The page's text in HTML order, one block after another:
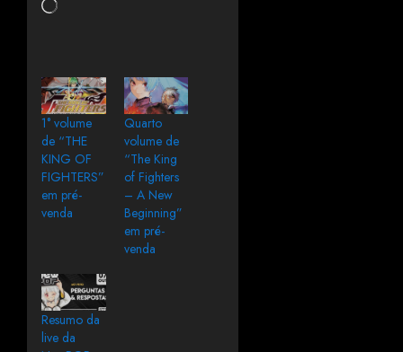
1° volume
de “THE
KING OF
FIGHTERS”
em pré-
venda
Quarto
volume de
“The King
of Fighters
– A New
Beginning”
em pré-
venda
Resumo da
live da